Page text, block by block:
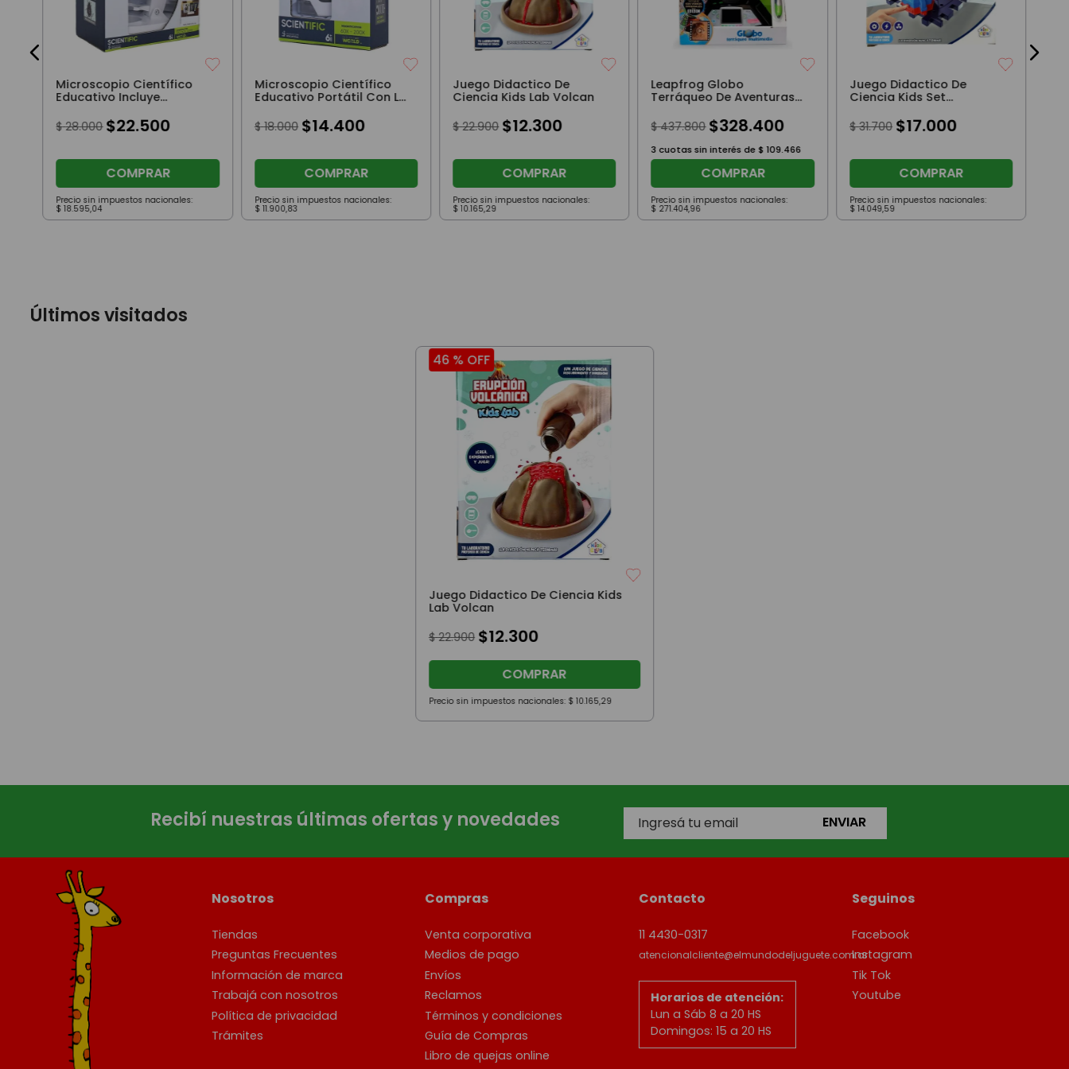
Microscopio Científico
Educativo Incluye
Experimentos
$ 28.000 $22.500
COMPRAR
Precio sin impuestos nacionales:
$ 18.595,04
Microscopio Científico
Educativo Portátil Con Luz
Experimentos
$ 18.000 $14.400
COMPRAR
Precio sin impuestos nacionales:
$ 11.900,83
Juego Didactico De
Ciencia Kids Lab Volcan
$ 22.900 $12.300
COMPRAR
Precio sin impuestos nacionales:
$ 10.165,29
Leapfrog Globo
Terráqueo De Aventuras
$ 437.800 $328.400
3 cuotas sin interés de $ 109.466
COMPRAR
Precio sin impuestos nacionales:
$ 271.404,96
Juego Didactico De
Ciencia Kids Set
$ 31.700 $17.000
COMPRAR
Precio sin impuestos nacionales:
$ 14.049,59
Últimos visitados
46 %OFF
Juego Didactico De Ciencia Kids
Lab Volcan
$ 22.900 $12.300
COMPRAR
Precio sin impuestos nacionales: $ 10.165,29
Recibí nuestras últimas ofertas y novedades ENVIAR
Nosotros
Tiendas
Preguntas Frecuentes
Información de marca
Trabajá con nosotros
Política de privacidad
Trámites
Compras
Venta corporativa
Medios de pago
Envíos
Reclamos
Términos y condiciones
Guía de Compras
Libro de quejas online
Contacto
11 4430-0317
atencionalcliente@elmundodeljuguete.com.ar
Horarios de atención:
Lun a Sáb 8 a 20 HS
Domingos: 15 a 20 HS
Seguinos
Facebook
Instagram
Tik Tok
Youtube